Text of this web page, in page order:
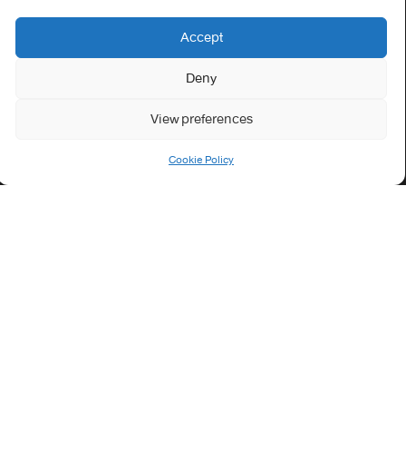
Accept
Deny
View preferences
Cookie Policy
اتصل بنا
الاخبار